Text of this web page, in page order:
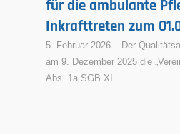
für die ambulante
Inkrafttreten zum
5. Februar 2026 – Der
am 9. Dezember 2025 die
Abs. 1a SGB XI...